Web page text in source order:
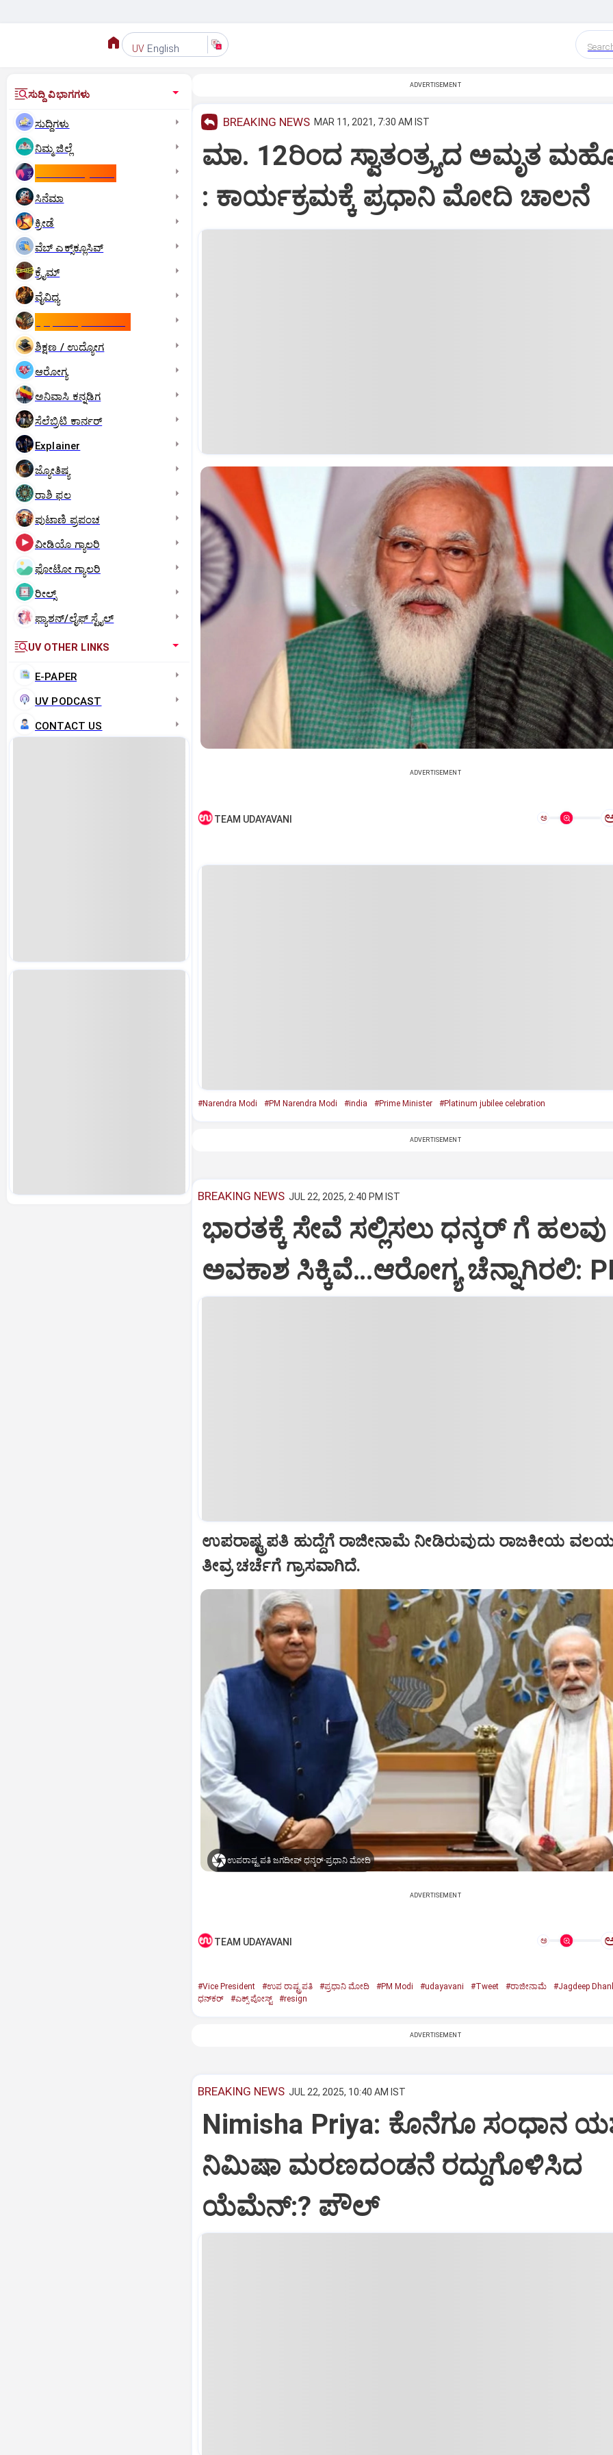
UV English
ಸುದ್ದಿ ವಿಭಾಗಗಳು
ಸುದ್ದಿಗಳು
ನಿಮ್ಮ ಜಿಲ್ಲೆ
ಸಿನೆಮಾ
ಕ್ರೀಡೆ
ವೆಬ್ ಎಕ್ಸ್‌ಕ್ಲೂಸಿವ್
ಕ್ರೈಮ್
ವೈವಿಧ್ಯ
ಶಿಕ್ಷಣ / ಉದ್ಯೋಗ
ಆರೋಗ್ಯ
ಅನಿವಾಸಿ ಕನ್ನಡಿಗ
ಸೆಲೆಬ್ರಿಟಿ ಕಾರ್ನರ್‌
Explainer
ಜ್ಯೋತಿಷ್ಯ
ರಾಶಿ ಫಲ
ಪುಟಾಣಿ ಪ್ರಪಂಚ
ವೀಡಿಯೊ ಗ್ಯಾಲರಿ
ಫೋಟೋ ಗ್ಯಾಲರಿ
ರೀಲ್ಸ್
ಫ್ಯಾಶನ್/ಲೈಫ್‌ ಸ್ಟೈಲ್
UV OTHER LINKS
E-PAPER
UV PODCAST
CONTACT US
ADVERTISEMENT
BREAKING NEWS MAR 11, 2021, 7:30 AM IST
ಮಾ. 12ರಿಂದ ಸ್ವಾತಂತ್ರ್ಯದ ಅಮೃತ
: ಕಾರ್ಯಕ್ರಮಕ್ಕೆ ಪ್ರಧಾನಿ ಮೋದಿ ಚಾಲನೆ
ADVERTISEMENT
TEAM UDAYAVANI ಅ
#Narendra Modi #PM Narendra Modi #india #Prime Minister #Platinum jubilee celebration
ADVERTISEMENT
BREAKING NEWS JUL 22, 2025, 2:40 PM IST
ಭಾರತಕ್ಕೆ ಸೇವೆ ಸಲ್ಲಿಸಲು ಧನ್ಕರ್‌ ಗೆ ಹಲವು
ಅವಕಾಶ ಸಿಕ್ಕಿವೆ…ಆರೋಗ್ಯ ಚೆನ್ನಾಗಿರಲಿ:
ಉಪರಾಷ್ಟ್ರಪತಿ ಹುದ್ದೆಗೆ ರಾಜೀನಾಮೆ ನೀಡಿರುವುದು ರಾಜಕೀಯ
ತೀವ್ರ ಚರ್ಚೆಗೆ ಗ್ರಾಸವಾಗಿದೆ.
ಉಪರಾಷ್ಟ್ರಪತಿ ಜಗದೀಪ್‌ ಧನ್ಕರ್-ಪ್ರಧಾನಿ ಮೋದಿ
ADVERTISEMENT
TEAM UDAYAVANI ಅ
#Vice President #ಉಪ ರಾಷ್ಟ್ರಪತಿ #ಪ್ರಧಾನಿ ಮೋದಿ #PM Modi #udayavani #Tweet #ರಾಜೀನಾಮೆ
#Jagdeep
ಧನ್‌ಕರ್‌
#ಎಕ್ಸ್‌ ಪೋಸ್ಟ್ #resign
ADVERTISEMENT
BREAKING NEWS JUL 22, 2025, 10:40 AM IST
Nimisha Priya: ಕೊನೆಗೂ ಸಂಧಾನ
ನಿಮಿಷಾ ಮರಣದಂಡನೆ ರದ್ದುಗೊಳಿಸಿದ
ಯೆಮೆನ್:? ಪೌಲ್